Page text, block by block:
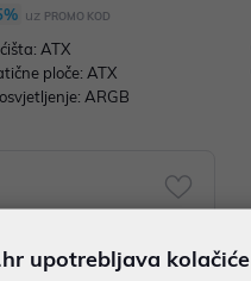
uz PROMO KOD
ATX
ploče: ATX
ARGB
upotrebljava kolačiće